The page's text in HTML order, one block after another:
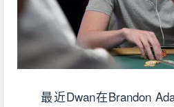
最近Dwan在Brandon